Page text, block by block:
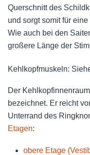
Querschnitt des
und sorgt somit für
Wie auch bei den
großere Länge der
Kehlkopfmuskeln:
Der
bezeichnet. Er reicht
Unterrand des
Etagen:
obere Etage